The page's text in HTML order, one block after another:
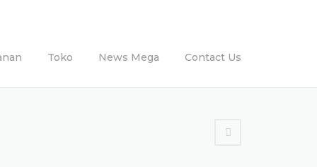
Toko News Mega Contact Us